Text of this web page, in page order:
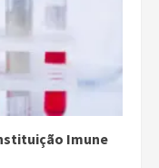
Imune